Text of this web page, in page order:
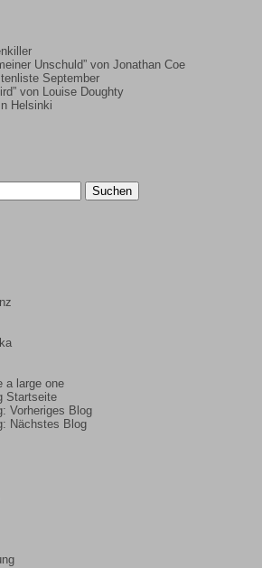
Unschuld” von Jonathan Coe
September
von Louise Doughty
Helsinki
a large one
Startseite
Vorheriges Blog
Nächstes Blog